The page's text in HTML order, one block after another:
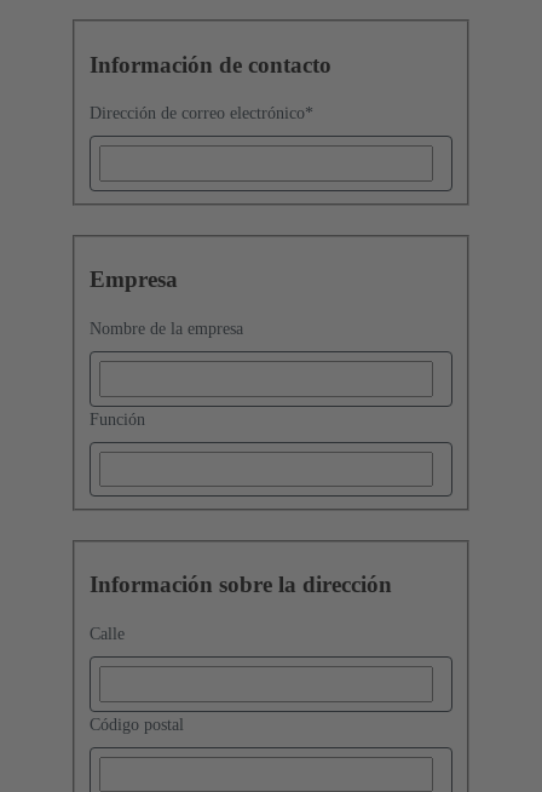
Información de contacto
Dirección de correo electrónico*
Empresa
Nombre de la empresa
Función
Información sobre la dirección
Calle
Código postal